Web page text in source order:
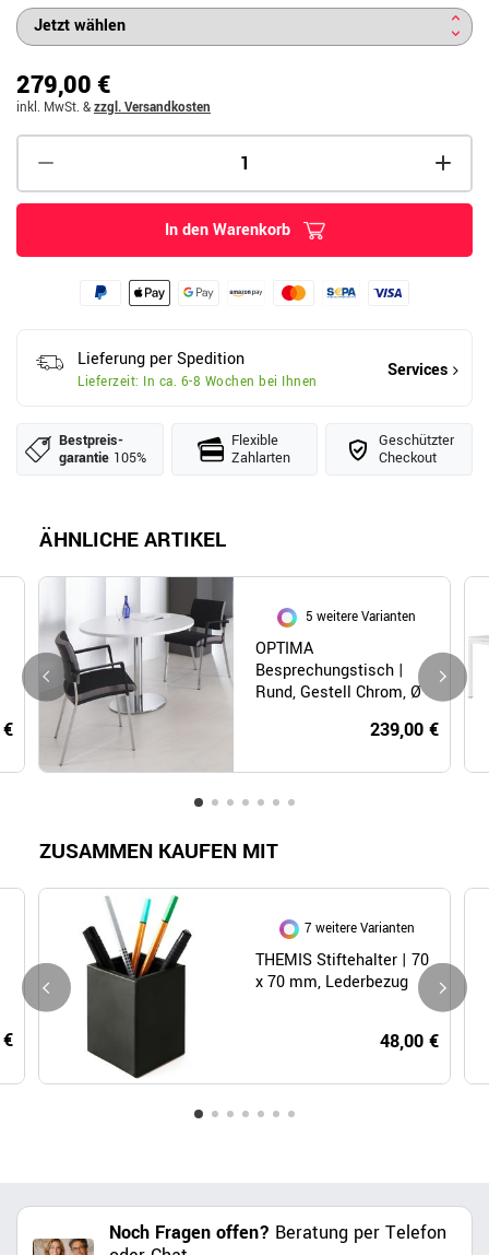
279,00 €
inkl. MwSt. &zzgl. Versandkosten
In den Warenkorb
Lieferung per Spedition
Lieferzeit: In ca. 6-8 Wochen bei Ihnen
Services
Bestpreis­
garantie 105%
Flexible
Zahlarten
Geschützter
Checkout
ÄHNLICHE ARTIKEL
5 weitere Varianten
OPTIMA
Besprechungstisch |
Rund, Gestell Chrom, Ø
239,00 €
ZUSAMMEN KAUFEN MIT
7 weitere Varianten
THEMIS Stiftehalter | 70
x 70 mm, Lederbezug
48,00 €
Noch Fragen offen? Beratung per Telefon